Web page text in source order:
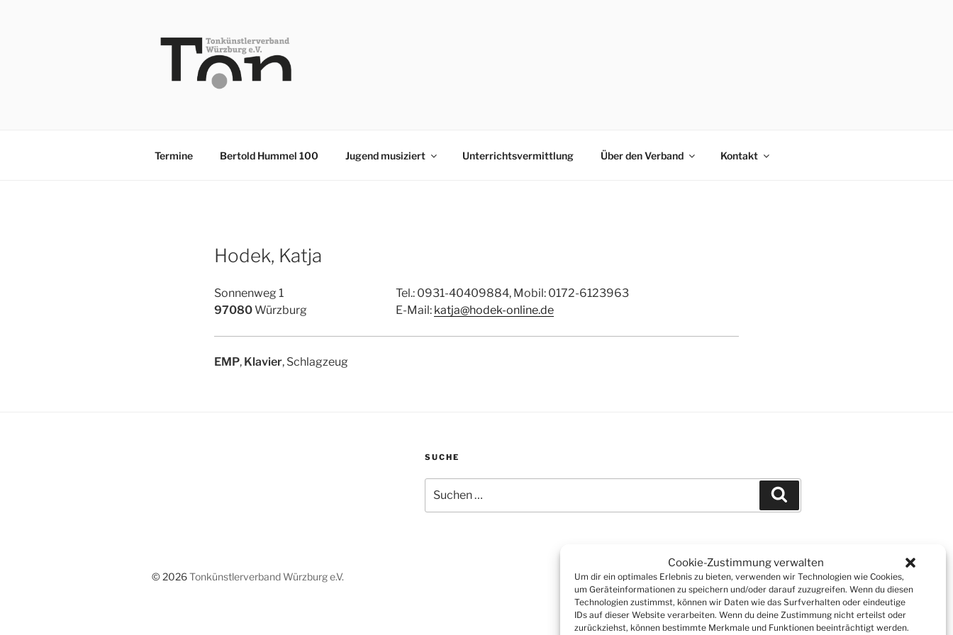
Cookie-Zustimmung verwalten
Um dir ein optimales Erlebnis zu bieten, verwenden wir Technologien wie Cookies,
um Geräteinformationen zu speichern und/oder darauf zuzugreifen. Wenn du diesen
Technologien zustimmst, können wir Daten wie das Surfverhalten oder eindeutige
IDs auf dieser Website verarbeiten. Wenn du deine Zustimmung nicht erteilst oder
zurückziehst, können bestimmte Merkmale und Funktionen beeinträchtigt werden.
Termine Bertold Hummel 100 Jugend musiziert Unterrichtsvermittlung Über den Verband Kontakt
Hodek, Katja
Sonnenweg 1
97080Würzburg
Tel.: 0931-40409884, Mobil: 0172-6123963
E-Mail: katja@hodek-online.de
EMP, Klavier, Schlagzeug
SUCHE
nach:
© 2026Tonkünstlerverband Würzburg e.V.